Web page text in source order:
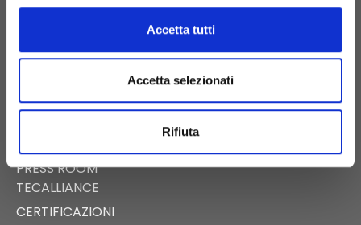
Accetta tutti
Accetta selezionati
Rifiuta
E-COMMERCE
CATALOGO DIGITALE
NEWS
PRESS ROOM
TECALLIANCE
CERTIFICAZIONI